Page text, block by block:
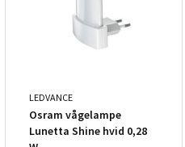
LEDVANCE
Osram vågelampe
Lunetta Shine hvid 0,28